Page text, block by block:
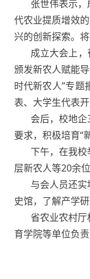
张世伟表示
代农业提质增效
兴的创新探索。
成立大会上
颁发新农人赋能
时代新农人”专
表、大学生代表开
会后，校地
要求，‌积极培育“
下午，在我
层新农人等20余
与会人员还
史馆，了解产学
省农业农村
育学院等单位负责